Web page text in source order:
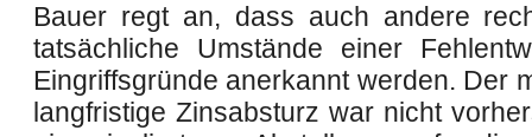
Bauer regt an, dass auch andere
tatsächliche Umstände einer
Eingriffsgründe anerkannt werden. Der
langfristige Zinsabsturz war nicht